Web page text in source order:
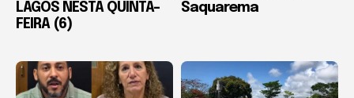
LAGOS NESTA QUINTA-
FEIRA (6)
Saquarema